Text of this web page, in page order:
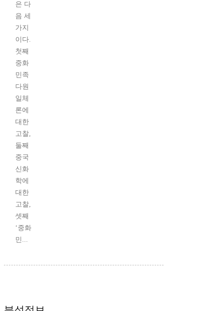
은 다
음 세
가지
이다.
첫째
중화
민족
다원
일체
론에
대한
고찰,
둘째
중국
신화
학에
대한
고찰,
셋째
‘중화
민...